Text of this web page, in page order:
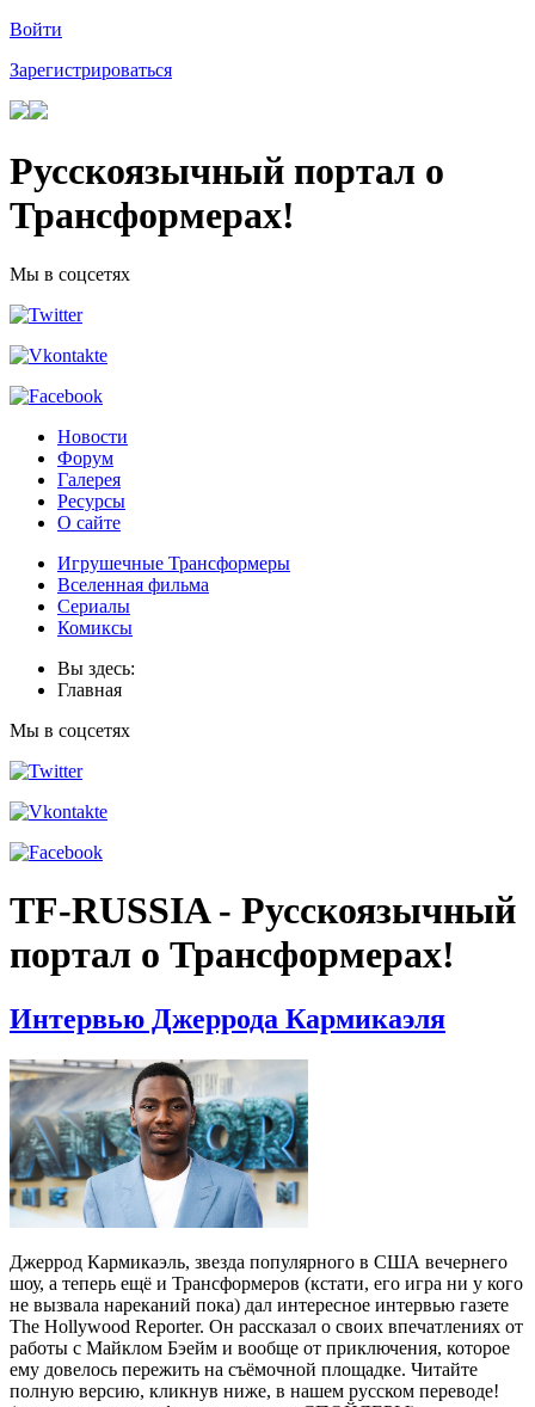
Войти
Зарегистрироваться
Русскоязычный портал о
Трансформерах!
Мы в соцсетях
Новости
Форум
Галерея
Ресурсы
О сайте
Игрушечные Трансформеры
Вселенная фильма
Сериалы
Комиксы
Вы здесь:
Главная
Мы в соцсетях
TF-RUSSIA - Русскоязычный
портал о Трансформерах!
Интервью Джеррода Кармикаэля
Джеррод Кармикаэль, звезда популярного в США вечернего
шоу, а теперь ещё и Трансформеров (кстати, его игра ни у кого
не вызвала нареканий пока) дал интересное интервью газете
The Hollywood Reporter. Он рассказал о своих впечатлениях от
работы с Майклом Бэейм и вообще от приключения, которое
ему довелось пережить на съёмочной площадке. Читайте
полную версию, кликнув ниже, в нашем русском переводе!